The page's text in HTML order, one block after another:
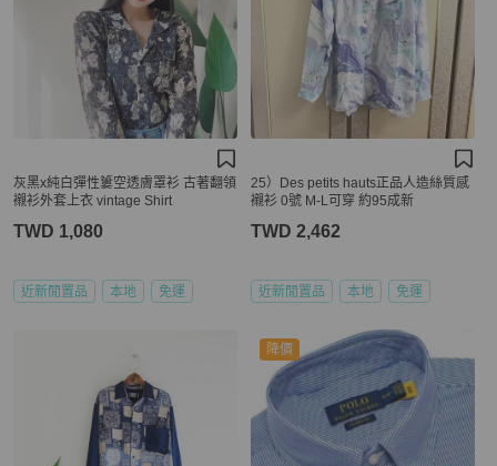
灰黑x純白彈性簍空透膚罩衫 古著翻領
襯衫外套上衣 vintage Shirt
TWD 1,080
近新閒置品 本地 免運
25）Des petits hauts正品人造絲質感
襯衫 0號 M-L可穿 約95成新
TWD 2,462
近新閒置品 本地 免運
降價